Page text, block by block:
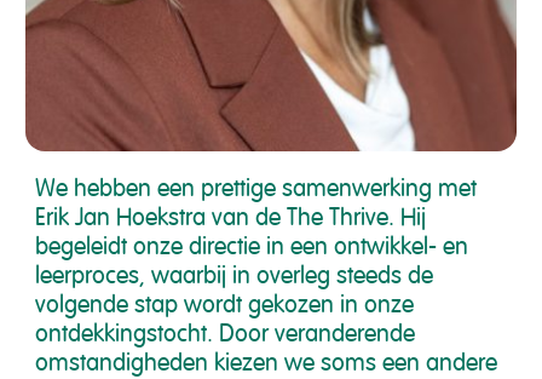
We hebben een prettige samenwerking met
Erik Jan Hoekstra van de The Thrive. Hij
begeleidt onze directie in een ontwikkel- en
leerproces, waarbij in overleg steeds de
volgende stap wordt gekozen in onze
ontdekkingstocht. Door veranderende
omstandigheden kiezen we soms een andere